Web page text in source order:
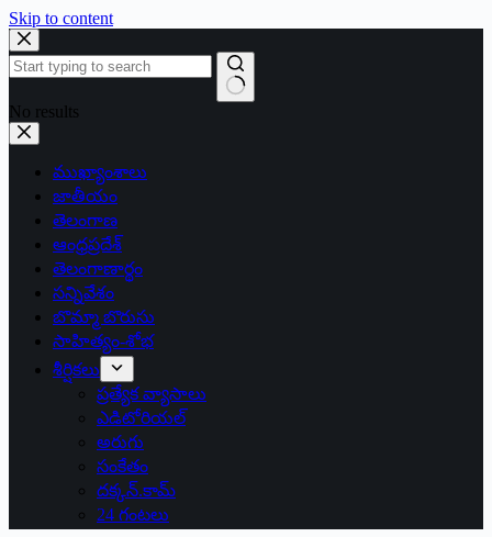
Skip to content
No results
ముఖ్యాంశాలు
జాతీయం
తెలంగాణ
ఆంధ్రప్రదేశ్
తెలంగాణార్థం
సన్నివేశం
బొమ్మా బొరుసు
సాహిత్యం-శోభ
శీర్షికలు
ప్రత్యేక వ్యాసాలు
ఎడిటోరియల్
అరుగు
సంకేతం
దక్కన్.కామ్
24 గంటలు